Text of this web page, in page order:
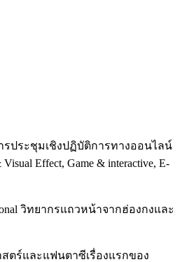
ารประชุมเชิงปฏิบัติการทางออนไลน์
Effect, Game & interactive, E-
วิทยากรแถวหน้าจากฮ่องกงและ
าสตร์และแฟนตาซีเรื่องแรกของ